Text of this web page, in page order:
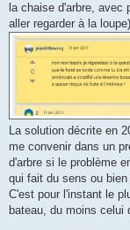
la chaise d'arbre,
aller regarder à la loupe)
La solution décrite en
me convenir dans un
d'arbre si le problème
qui fait du sens ou
C'est pour l'instant le
bateau, du moins celui